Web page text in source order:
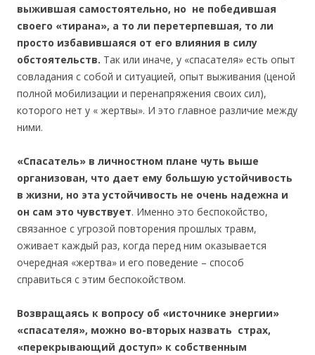
выжившая самостоятельно, но не победившая
своего «тирана», а то ли перетерпевшая, то ли
просто избавившаяся от его влияния в силу
обстоятельств. Так или иначе, у «спасателя» есть опыт
совладания с собой и ситуацией, опыт выживания (ценой
полной мобилизации и перенапряжения своих сил),
которого нет у « жертвы». И это главное различие между
ними.
«Спасатель» в личностном плане чуть выше
организован, что дает ему большую устойчивость
в жизни, но эта устойчивость не очень надежна и
он сам это чувствует. Именно это беспокойство,
связанное с угрозой повторения прошлых травм,
оживает каждый раз, когда перед ним оказывается
очередная «жертва» и его поведение – способ
справиться с этим беспокойством.
Возвращаясь к вопросу об «источнике энергии»
«спасателя», можно во-вторых назвать страх,
«перекрывающий доступ» к собственным